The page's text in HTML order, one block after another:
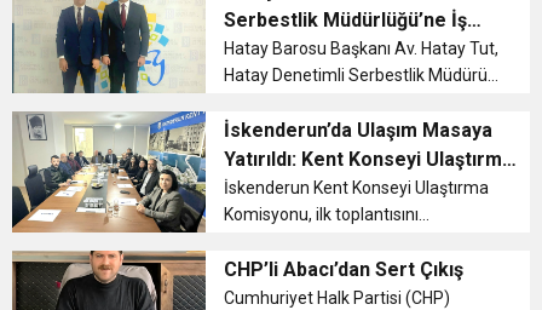
KARAÇAY’A SEVGİ SELİ
18:22 BAŞKAN SAMİ ÜSTÜN’DEN
GÖNÜLLERE DOKUNAN ZİYARET
süreçler, teknik sorumluluklar ve
bilirkişilik uygulamaları ele alındı. Av.
Dr. ...
Serbestlik Müdürlüğü’ne İş
Birliği Ziyareti
Hatay Barosu Başkanı Av. Hatay Tut,
Hatay Denetimli Serbestlik Müdürü
kurum arasında geliştirilebilecek
ortak projeler ve iş birliği imkanlarını
değerlendirdi. Görüşm...
İskenderun’da Ulaşım Masaya
Yatırıldı: Kent Konseyi Ulaştırma
Komisyonu İlk Toplantısını Yaptı
İskenderun Kent Konseyi Ulaştırma
Komisyonu, ilk toplantısını
sorunlarını ve çözüm önerilerini
masaya yatırdı. Trafik yoğunluğu,
CHP’li Abacı’dan Sert Çıkış
Cumhuriyet Halk Partisi (CHP)